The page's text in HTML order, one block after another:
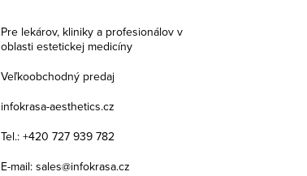
Pre lekárov, kliniky a profesionálov v
oblasti estetickej medicíny
Veľkoobchodný predaj
infokrasa-aesthetics.cz
Tel.: +420 727 939 782
E-mail: sales@infokrasa.cz